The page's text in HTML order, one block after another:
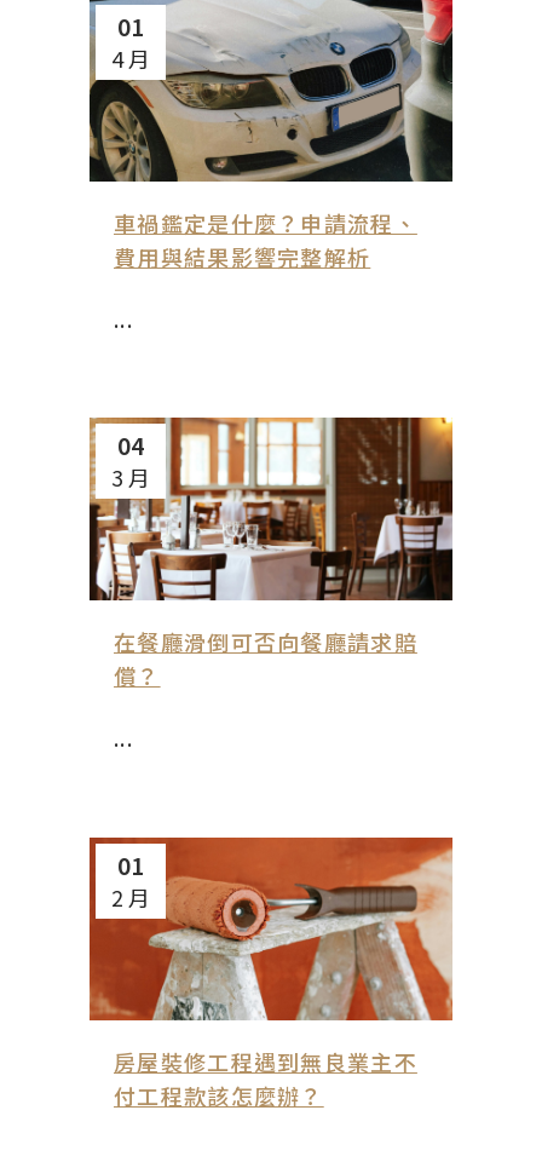
01
4 月
車禍鑑定是什麼？申請流程、
費用與結果影響完整解析
...
04
3 月
在餐廳滑倒可否向餐廳請求賠
償？
...
01
2 月
房屋裝修工程遇到無良業主不
付工程款該怎麼辦？